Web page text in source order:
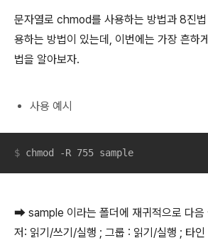
문자열로 chmod를 사용하는 방법과 8진
용하는 방법이 있는데, 이번에는 가장 흔하
법을 알아보자.
사용 예시
$ chmod -R 755 sample
➡ sample 이라는 폴더에 재귀적으로 다음
저: 읽기/쓰기/실행 ; 그룹 : 읽기/실행 ; 타